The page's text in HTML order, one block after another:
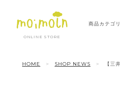
ONLINE STORE
商品カテゴリ
HOME SHOP NEWS 【三